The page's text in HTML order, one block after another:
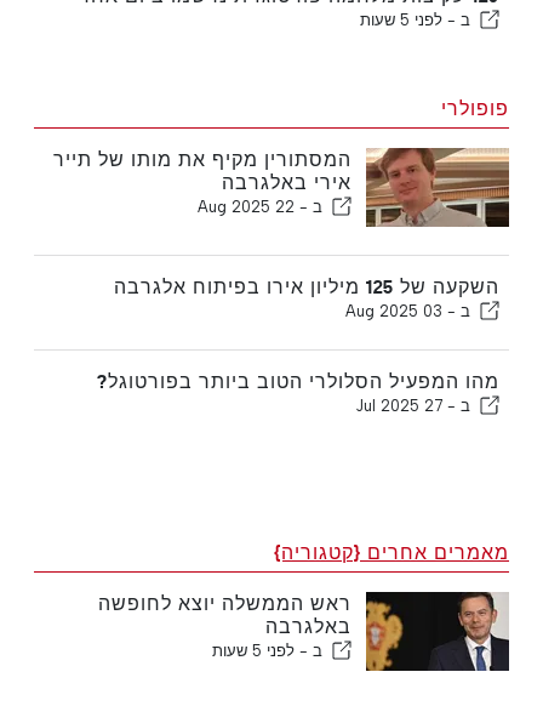
ב - לפני 5 שעות
פופולרי
המסתורין מקיף את מותו של תייר
אירי באלגרבה
ב - 22 Aug 2025
השקעה של 125 מיליון אירו בפיתוח אלגרבה
ב - 03 Aug 2025
מהו המפעיל הסלולרי הטוב ביותר בפורטוגל?
ב - 27 Jul 2025
מאמרים אחרים {קטגוריה}
ראש הממשלה יוצא לחופשה
באלגרבה
ב - לפני 5 שעות